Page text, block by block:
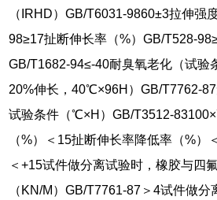
（IRHD）GB/T6031-9860±3拉伸强
98≥17扯断伸长率（%）GB/T528-
GB/T1682-94≤-40耐臭氧老化（试验
20%伸长，40℃×96H）GB/T7762-
试验条件（℃×H）GB/T3512-
（%）＜15扯断伸长率降低率（%）
＜+15试件做分离试验时，橡胶与四
（KN/M）GB/T7761-87＞4试件做